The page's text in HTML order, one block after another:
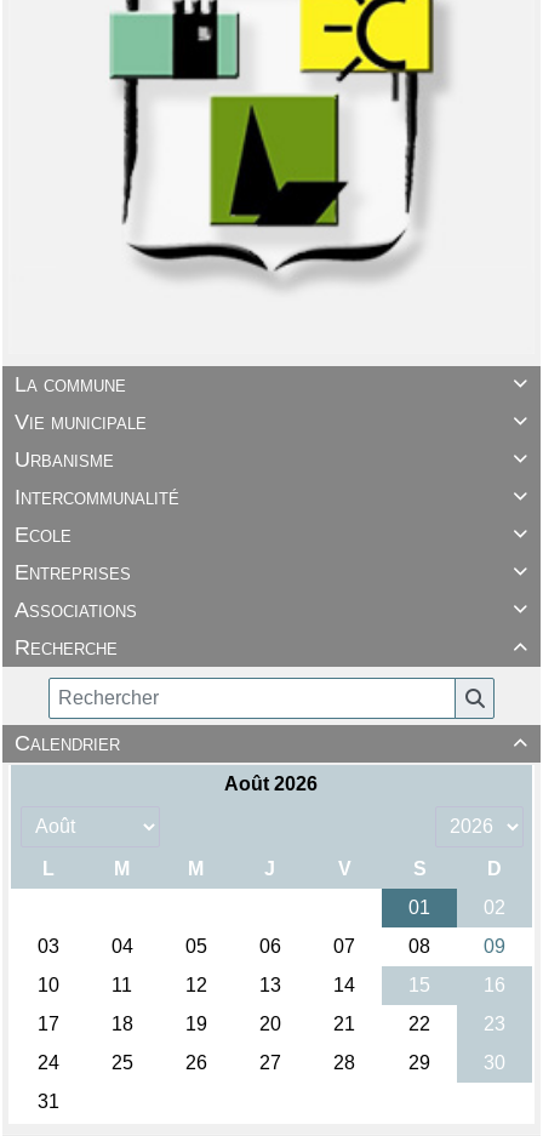

La commune

Vie municipale

Urbanisme

Intercommunalité

Ecole

Entreprises

Associations

Recherche

Calendrier